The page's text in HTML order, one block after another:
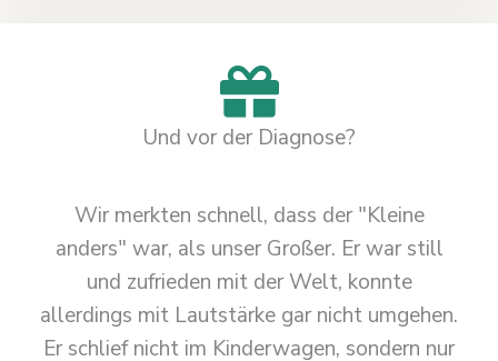
Und vor der Diagnose?
Wir merkten schnell, dass der "Kleine
anders" war, als unser Großer. Er war still
und zufrieden mit der Welt, konnte
allerdings mit Lautstärke gar nicht umgehen.
Er schlief nicht im Kinderwagen, sondern nur